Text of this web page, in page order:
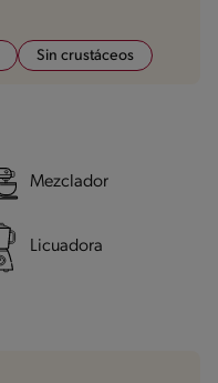
Sin crustáceos
Mezclador
Licuadora